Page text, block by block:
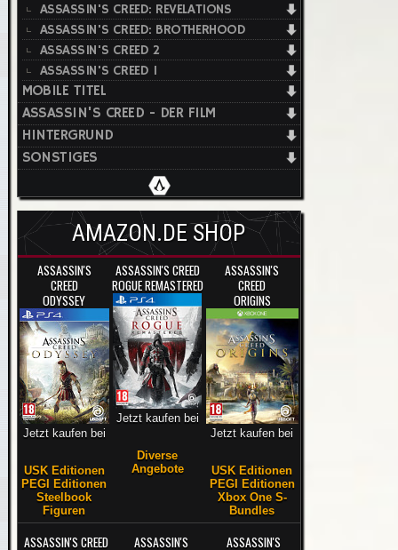
ASSASSIN'S CREED: REVELATIONS
ASSASSIN'S CREED: BROTHERHOOD
ASSASSIN'S CREED 2
ASSASSIN'S CREED 1
MOBILE TITEL
ASSASSIN'S CREED - DER FILM
HINTERGRUND
SONSTIGES
AMAZON.DE SHOP
ASSASSIN'S
CREED
ODYSSEY
Jetzt kaufen bei
USK Editionen
PEGI Editionen
Steelbook
Figuren
ASSASSIN'S CREED
ROGUE REMASTERED
Jetzt kaufen bei
Diverse
Angebote
ASSASSIN'S
CREED
ORIGINS
Jetzt kaufen bei
USK Editionen
PEGI Editionen
Xbox One S-
Bundles
ASSASSIN'S CREED
ASSASSIN'S
ASSASSIN'S